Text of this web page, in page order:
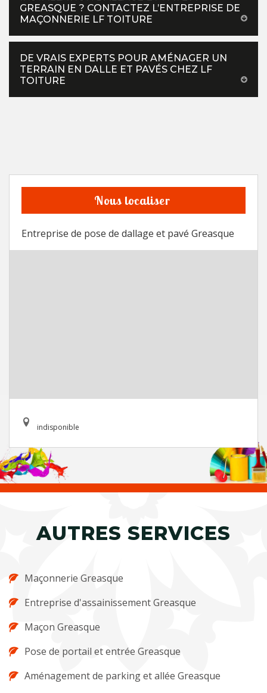
GREASQUE ? CONTACTEZ L’ENTREPRISE DE
MAÇONNERIE LF TOITURE
DE VRAIS EXPERTS POUR AMÉNAGER UN
TERRAIN EN DALLE ET PAVÉS CHEZ LF
TOITURE
Nous localiser
Entreprise de pose de dallage et pavé Greasque
indisponible
AUTRES SERVICES
Maçonnerie Greasque
Entreprise d'assainissement Greasque
Maçon Greasque
Pose de portail et entrée Greasque
Aménagement de parking et allée Greasque